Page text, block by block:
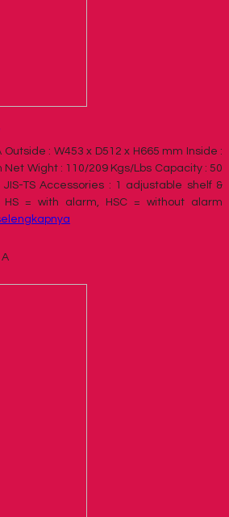
: W453 x D512 x H665 mm Inside :
Net Wight : 110/209 Kgs/Lbs Capacity : 50
TS Accessories : 1 adjustable shelf &
= with alarm, HSC = without alarm